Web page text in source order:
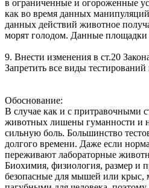
в ограниченные и огороженные
как во время данных
данных действий животное
морят голодом. Данные площадки
9. Внести изменения в ст.20
Запретить все виды
Обоснование:
В случае как и с притравочными
животных лишены гуманности и
сильную боль. Большинство
долгого времени. Даже если
переживают лабораторные
Биохимия, физиология, размер и
безопасные для мышей или крыс,